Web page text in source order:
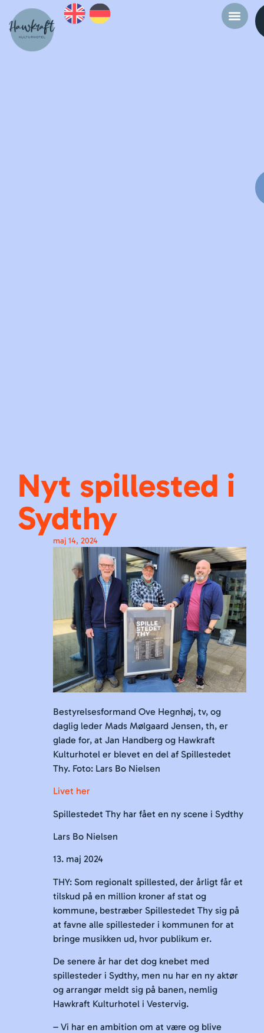
Nyt spillested i
Sydthy
maj 14, 2024
Bestyrelsesformand Ove Hegnhøj, tv, og
daglig leder Mads Mølgaard Jensen, th, er
glade for, at Jan Handberg og Hawkraft
Kulturhotel er blevet en del af Spillestedet
Thy. Foto: Lars Bo Nielsen
Livet her
Spillestedet Thy har fået en ny scene i Sydthy
Lars Bo Nielsen
13. maj 2024
THY: Som regionalt spillested, der årligt får et
tilskud på en million kroner af stat og
kommune, bestræber Spillestedet Thy sig på
at favne alle spillesteder i kommunen for at
bringe musikken ud, hvor publikum er.
De senere år har det dog knebet med
spillesteder i Sydthy, men nu har en ny aktør
og arrangør meldt sig på banen, nemlig
Hawkraft Kulturhotel i Vestervig.
– Vi har en ambition om at være og blive